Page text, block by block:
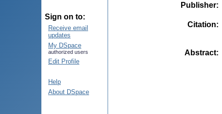
Sign on to:
Receive email
updates
My DSpace
authorized users
Edit Profile
Help
About DSpace
Publisher:
Citation:
Abstract: